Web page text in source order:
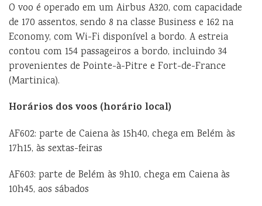
O voo é operado em um Airbus A320, com capacidade
de 170 assentos, sendo 8 na classe Business e 162 na
Economy, com Wi-Fi disponível a bordo. A estreia
contou com 154 passageiros a bordo, incluindo 34
provenientes de Pointe-à-Pitre e Fort-de-France
(Martinica).
Horários dos voos (horário local)
AF602: parte de Caiena às 15h40, chega em Belém às
17h15, às sextas-feiras
AF603: parte de Belém às 9h10, chega em Caiena às
10h45, aos sábados